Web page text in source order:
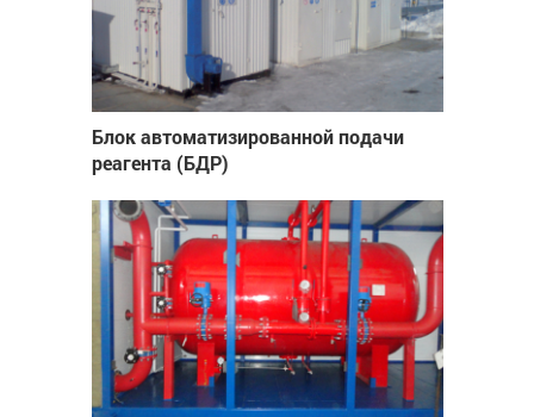
Блок автоматизированной подачи
реагента (БДР)